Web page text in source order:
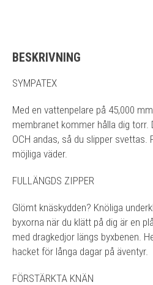
BESKRIVNING
SYMPATEX
Med en vattenpelare på 45,000
membranet kommer hålla dig
OCH andas, så du slipper
möjliga väder.
FULLÄNGDS ZIPPER
Glömt knäskydden? Knöliga
byxorna när du klätt på dig är en
med dragkedjor längs byxbenen.
hacket för långa dagar på äventyr.
FÖRSTÄRKTA KNÄN